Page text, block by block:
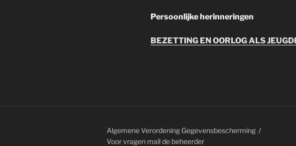
Persoonlijke herinneringen
BEZETTING EN OORLOG ALS
Algemene Verordening Gegevensbescherming
Voor vragen mail de beheerder